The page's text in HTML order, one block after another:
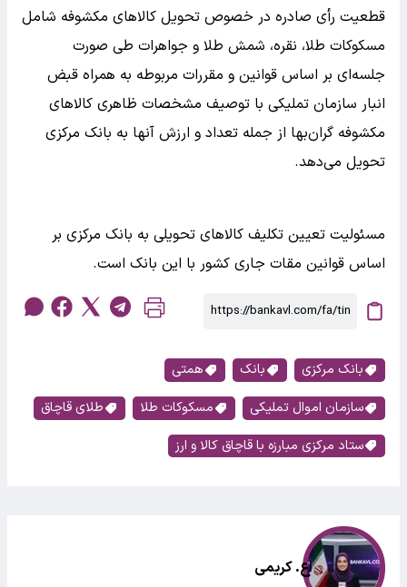
قطعیت رأی صادره در خصوص تحویل کالاهای مکشوفه شامل
مسکوکات طلا، نقره، شمش طلا و جواهرات طی صورت
جلسه‌ای بر اساس قوانین و مقررات مربوطه به همراه قبض
انبار سازمان تملیکی با توصیف مشخصات ظاهری کالاهای
مکشوفه گران‌بها از جمله تعداد و ارزش آنها به بانک مرکزی
تحویل می‌دهد.
مسئولیت تعیین تکلیف کالاهای تحویلی به بانک مرکزی بر
اساس قوانین مقات جاری کشور با این بانک است.
بانک مرکزی بانک
همتی
سازمان اموال تملیکی
مسکوکات طلا
طلای قاچاق
ستاد مرکزی مبارزه با قاچاق کالا و ارز
اع. کریمی